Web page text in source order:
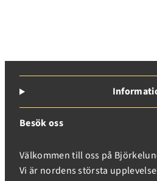
Besök oss
Välkommen till oss på
Vi är nordens största